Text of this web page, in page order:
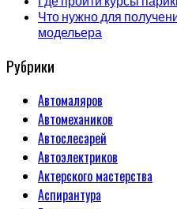
Что нужно для
модельера
Рубрики
Автомаляров
Автомехаников
Автослесарей
Автоэлектриков
Актерского мастерства
Аспирантура